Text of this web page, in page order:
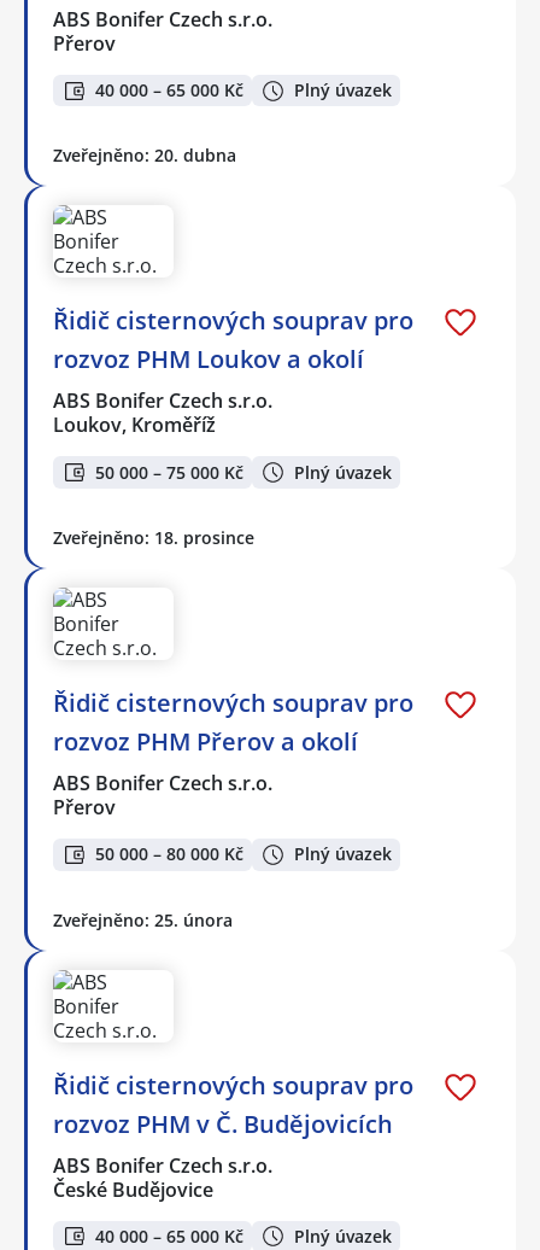
ABS Bonifer Czech s.r.o.
Přerov
40 000 – 65 000 Kč Plný úvazek
Zveřejněno: 20. dubna
Řidič cisternových souprav pro
rozvoz PHM Loukov a okolí
ABS Bonifer Czech s.r.o.
Loukov, Kroměříž
50 000 – 75 000 Kč Plný úvazek
Zveřejněno: 18. prosince
Řidič cisternových souprav pro
rozvoz PHM Přerov a okolí
ABS Bonifer Czech s.r.o.
Přerov
50 000 – 80 000 Kč Plný úvazek
Zveřejněno: 25. února
Řidič cisternových souprav pro
rozvoz PHM v Č. Budějovicích
ABS Bonifer Czech s.r.o.
České Budějovice
40 000 – 65 000 Kč Plný úvazek